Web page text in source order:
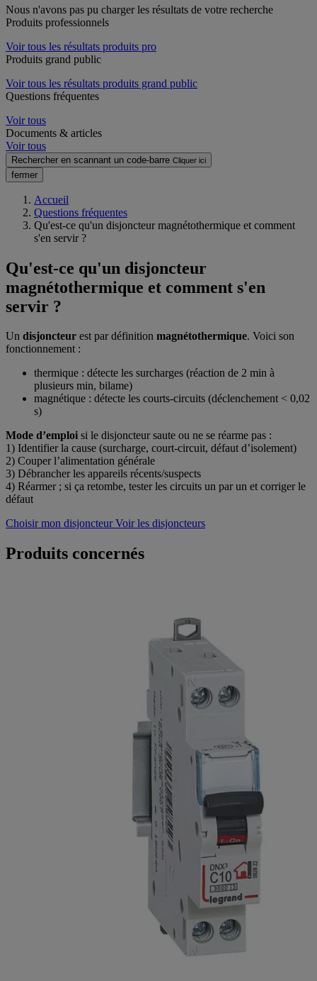
Nous n'avons pas pu charger les résultats de votre recherche
Produits professionnels
Voir tous les résultats produits pro
Produits grand public
Voir tous les résultats produits grand public
Questions fréquentes
Voir tous
Documents & articles
Voir tous
Rechercher en scannant un code-barre Cliquer ici
fermer
Accueil
Questions fréquentes
Qu'est-ce qu'un disjoncteur magnétothermique et comment
s'en servir ?
Qu'est-ce qu'un disjoncteur
magnétothermique et comment s'en
servir ?
Un disjoncteur est par définition magnétothermique. Voici son
fonctionnement :
thermique : détecte les surcharges (réaction de 2 min à
plusieurs min, bilame)
magnétique : détecte les courts-circuits (déclenchement < 0,02
s)
Mode d’emploi si le disjoncteur saute ou ne se réarme pas :
1) Identifier la cause (surcharge, court-circuit, défaut d’isolement)
2) Couper l’alimentation générale
3) Débrancher les appareils récents/suspects
4) Réarmer ; si ça retombe, tester les circuits un par un et corriger le
défaut
Choisir mon disjoncteur Voir les disjoncteurs
Produits concernés